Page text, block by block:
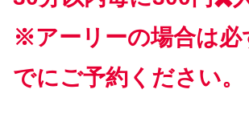
※アーリーの場合は必
でにご予約ください。